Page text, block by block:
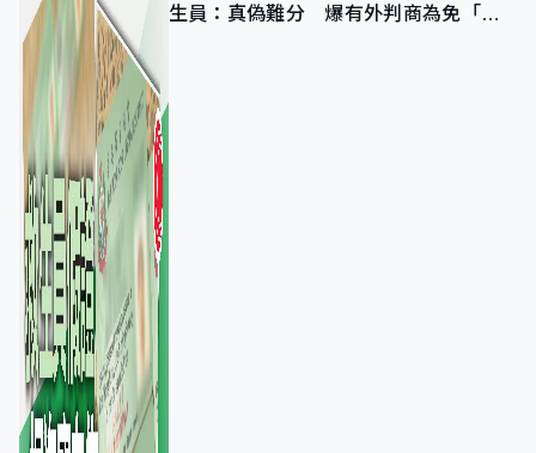
生員：真偽難分 爆有外判商為免「封